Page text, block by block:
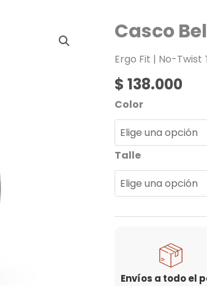
Casco
Ergo Fit | No-Twist
$ 138.000
Color
Talle
Envíos a todo el
Casco
Daily
cantidad